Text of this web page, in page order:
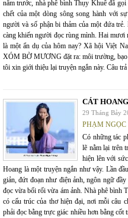
năm trước, nhà phê bình Thụy Khuê đã
chết của một dòng sông song hành với
người và số phận bi thảm của một đứa
càng khiến người đọc rùng mình. Hai mươi
là một ẩn dụ của hôm nay? Xã hội Việt
XÓM BỜ MƯƠNG đặt ra: môi trường,
tôi xin giới thiệu lại truyện ngắn này. Câu
CÁT HOANG
29 Tháng Bảy
PHẠM NGỌC
Có những tác
lẽ nằm lại trên
hiện lên với
Hoang là một truyện ngắn như vậy. Lần
giản, đứt đoạn như điện ảnh, ngôn ngữ
đọc vừa bối rối vừa ám ảnh. Nhà phê bình
có cấu trúc của thơ hiện đại, nơi mỗi câu
phải đọc bằng trực giác nhiều hơn bằng